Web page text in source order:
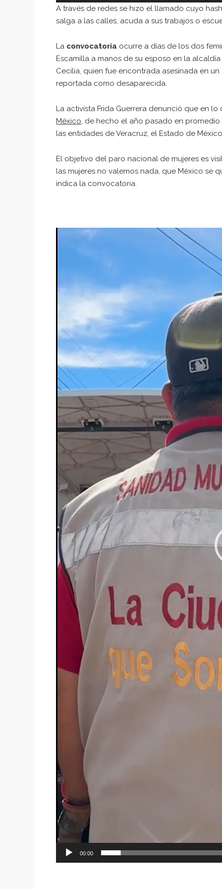
A través de redes se hizo el llamado cuyo
salga a las calles, acuda a sus trabajos o
La convocatoria ocurre a días de los dos
Escamilla a manos de su esposo en la
Cecilia, quien fue encontrada asesinada en
reportada como desaparecida.
La activista Frida Guerrera denunció que en
México, de hecho el año pasado en
las entidades de Veracruz, el Estado de
El objetivo del paro nacional de mujeres es
las mujeres no valemos nada, que México se
indica la convocatoria.
Reproductor
00:00